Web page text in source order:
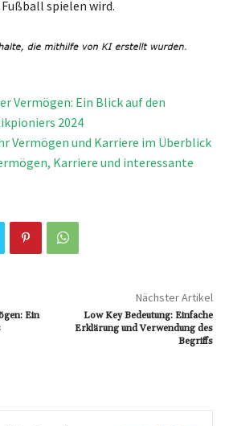
spielen wird.
Vermögen: Ein Blick auf den
2024
Vermögen und Karriere im Überblick
Karriere und interessante
Ein
Nächster Artikel
Low Key Bedeutung: Einfache
Erklärung und Verwendung des
Begriffs